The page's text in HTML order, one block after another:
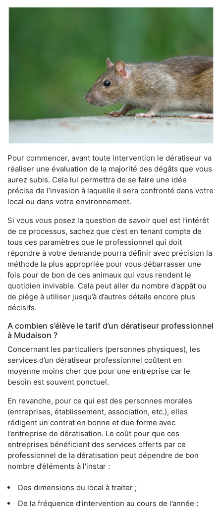
Pour commencer, avant toute intervention le dératiseur va
réaliser une évaluation de la majorité des dégâts que vous
aurez subis. Cela lui permettra de se faire une idée
précise de l’invasion à laquelle il sera confronté dans votre
local ou dans votre environnement.
Si vous vous posez la question de savoir quel est l’intérêt
de ce processus, sachez que c’est en tenant compte de
tous ces paramètres que le professionnel qui doit
répondre à votre demande pourra définir avec précision la
méthode la plus appropriée pour vous débarrasser une
fois pour de bon de ces animaux qui vous rendent le
quotidien invivable. Cela peut aller du nombre d’appât ou
de piège à utiliser jusqu’à d’autres détails encore plus
décisifs.
A combien s’élève le tarif d’un dératiseur professionnel
à Mudaison ?
Concernant les particuliers (personnes physiques), les
services d’un dératiseur professionnel coûtent en
moyenne moins cher que pour une entreprise car le
besoin est souvent ponctuel.
En revanche, pour ce qui est des personnes morales
(entreprises, établissement, association, etc.), elles
rédigent un contrat en bonne et due forme avec
l’entreprise de dératisation. Le coût pour que ces
entreprises bénéficient des services offerts par ce
professionnel de la dératisation peut dépendre de bon
nombre d’éléments à l'instar :
Des dimensions du local à traiter ;
De la fréquence d’intervention au cours de l’année ;